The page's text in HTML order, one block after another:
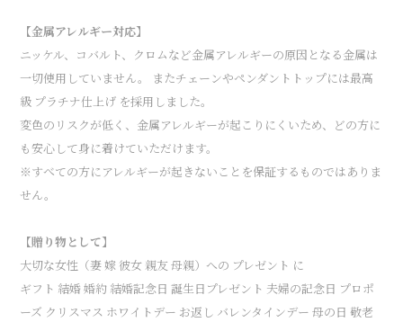
【金属アレルギー対応】
ニッケル、コバルト、クロムなど金属アレルギーの原因となる金属は
一切使用していません。 またチェーンやペンダントトップには最高
級 プラチナ仕上げ を採用しました。
変色のリスクが低く、金属アレルギーが起こりにくいため、どの方に
も安心して身に着けていただけます。
※すべての方にアレルギーが起きないことを保証するものではありま
せん。
【贈り物として】
大切な女性（妻 嫁 彼女 親友 母親）への プレゼント に
ギフト 結婚 婚約 結婚記念日 誕生日プレゼント 夫婦の記念日 プロポ
ーズ クリスマス ホワイトデー お返し バレンタインデー 母の日 敬老